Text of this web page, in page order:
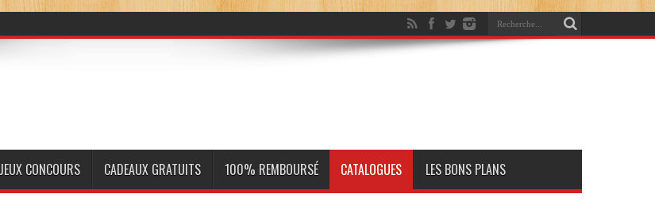
JEUX CONCOURS CADEAUX GRATUITS 100% REMBOURSÉ CATALOGUES LES BONS PLANS